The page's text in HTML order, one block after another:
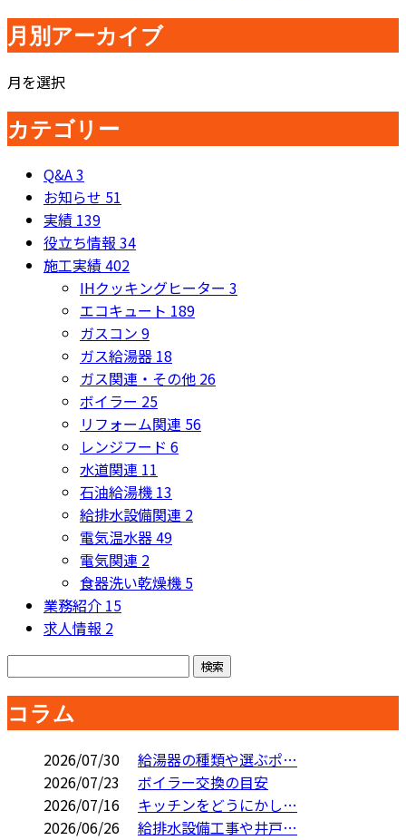
月別アーカイブ
月を選択
カテゴリー
Q&A3
お知らせ 51
実績 139
役立ち情報 34
施工実績402
IHクッキングヒーター 3
エコキュート 189
ガスコン 9
ガス給湯器 18
ガス関連・その他 26
ボイラー 25
リフォーム関連 56
レンジフード 6
水道関連 11
石油給湯機 13
給排水設備関連 2
電気温水器49
電気関連 2
食器洗い乾燥機 5
業務紹介 15
求人情報 2
コラム
2026/07/30
給湯器の種類や選ぶポ…
2026/07/23
ボイラー交換の目安
2026/07/16
キッチンをどうにかし…
2026/06/26
給排水設備工事や井戸…